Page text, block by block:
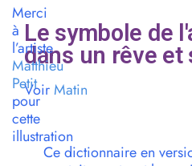
Le symbole de
dans un rêve et
VoirMatin
Ce dictionnaire en
Merci
à
l’artiste
Matthieu
Petit
pour
cette
illustration